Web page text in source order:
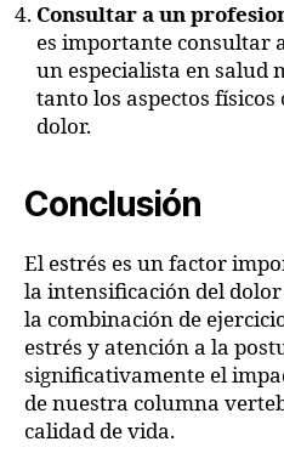
Consultar a un
es importante consultar
un especialista en salud
tanto los aspectos
dolor.
Conclusión
El estrés es un factor
la intensificación del dolor
la combinación de
estrés y atención a la
significativamente el
de nuestra columna
calidad de vida.